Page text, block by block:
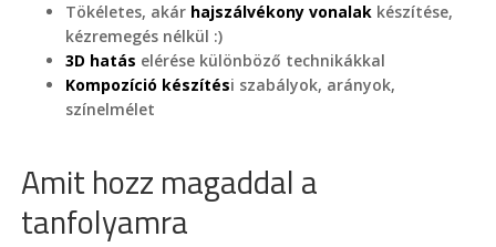
Tökéletes, akár hajszálvékony vonalak készítése,
kézremegés nélkül :)
3D hatás elérése különböző technikákkal
Kompozíció készítési szabályok, arányok,
színelmélet
Amit hozz magaddal a
tanfolyamra